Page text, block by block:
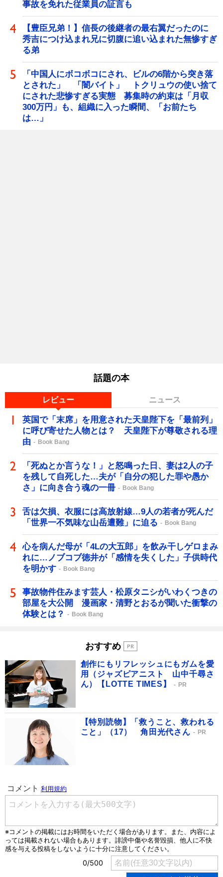
事故を免れた従業員の証言も
【豊臣兄弟！】信長の後継者の最右翼だったのに
秀吉につけ込まれ兄に切腹に追い込まれた無惨すぎ
る弟
「中国人にボコボコにされ、ビルの6階から突き落
とされた」 「闇バイト」 トクリュウの使い捨て
にされた悲惨すぎる実態 募集時の約束は「月収
300万円」も、組織に入った瞬間、「お前たち
は…」
話題の本
レビュー ニュース
英国で「末席」を用意された天皇陛下を「最前列」
に呼び寄せた人物とは？ 天皇陛下が尊敬される理
由
Book Bang
「死ぬとか言うな！」と怒鳴った日、妻は2人の子
を残して自死した…夫が「自分の犯した罪や愚か
さ」に向き合う魂の一冊
Book Bang
舌は欠損、衣服には高放射線…9人の若者が死んだ
「世界一不気味な山岳遭難」に迫る
Book Bang
心を病んだ母が「4Lの大五郎」を飲み干しゲロまみ
れに…ノブコブ徳井が「感情を失くした」子供時代
を明かす
Book Bang
事故物件住みます芸人・松原タニシがいわくつきの
部屋を大公開 漫画家・清野とおるが聞いた衝撃の
体験とは？
Book Bang
おすすめ
創作にもリフレッシュにもガムを愛
用（ジャズピアニスト 山中千尋さ
ん）【LOTTE TIMES】
PR
【特別読物】「救うこと、救われる
こと」（17） 角田光代さん
PR